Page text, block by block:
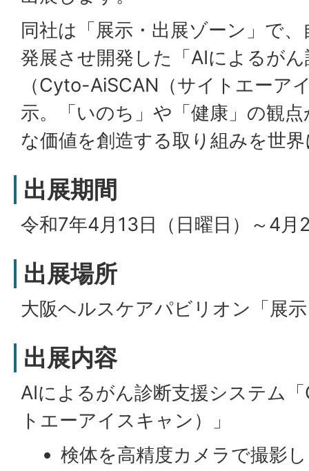
同社は「展示・出展ゾーン」で
発展させ開発した「AIによるが
（Cyto-AiSCAN（サイトエーア
示。「いのち」や「健康」の観
な価値を創造する取り組みを世
出展期間
令和7年4月13日（日曜日）～4月
出展場所
大阪ヘルスケアパビリオン「展
出展内容
AIによるがん診断支援システム
トエーアイスキャン）」
検体を高精度カメラで撮影